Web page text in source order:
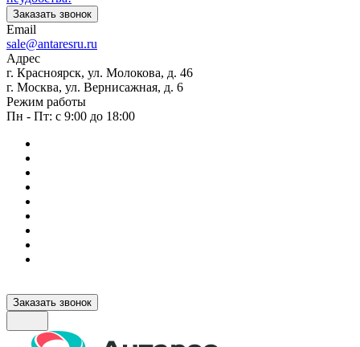
Заказать звонок
Email
sale@antaresru.ru
Адрес
г. Красноярск, ул. Молокова, д. 46
г. Москва, ул. Вернисажная, д. 6
Режим работы
Пн - Пт: с 9:00 до 18:00
Заказать звонок